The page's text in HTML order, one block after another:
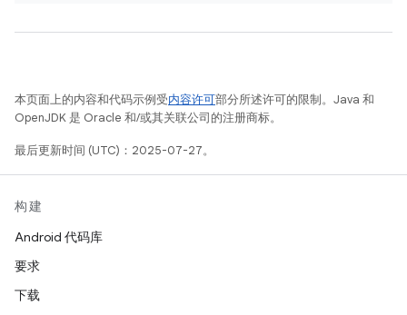
本页面上的内容和代码示例受内容许可部分所述许可的限制。Java 和
OpenJDK 是 Oracle 和/或其关联公司的注册商标。
最后更新时间 (UTC)：2025-07-27。
构建
Android 代码库
要求
下载